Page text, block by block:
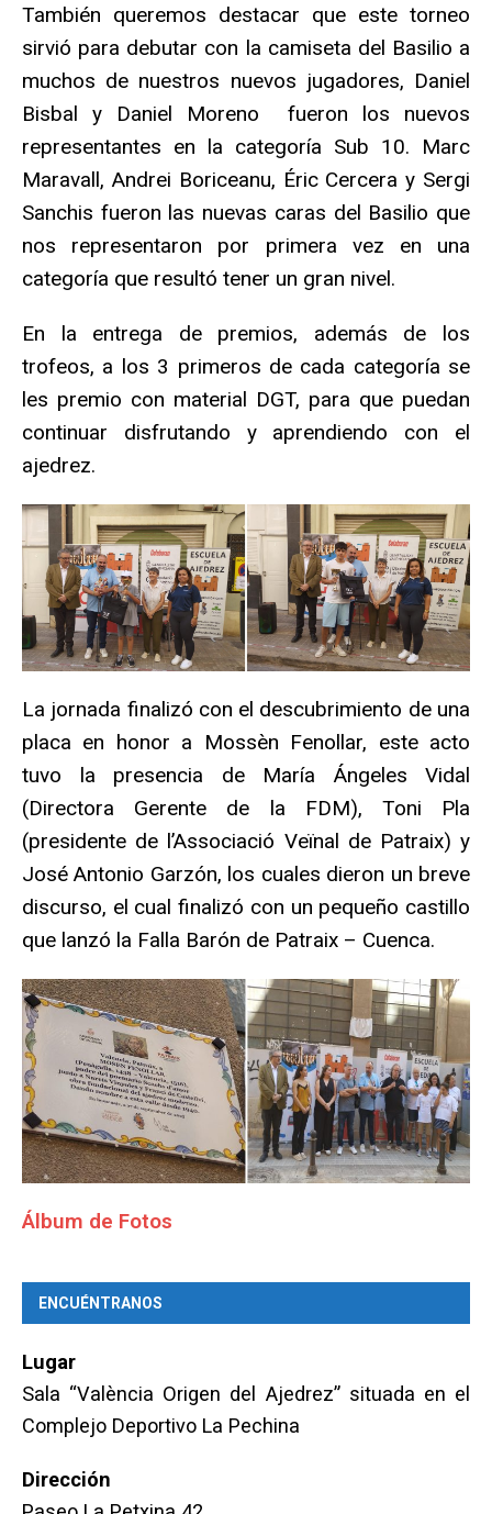
También queremos destacar que este torneo
sirvió para debutar con la camiseta del Basilio a
muchos de nuestros nuevos jugadores, Daniel
Bisbal y Daniel Moreno fueron los nuevos
representantes en la categoría Sub 10. Marc
Maravall, Andrei Boriceanu, Éric Cercera y Sergi
Sanchis fueron las nuevas caras del Basilio que
nos representaron por primera vez en una
categoría que resultó tener un gran nivel.
En la entrega de premios, además de los
trofeos, a los 3 primeros de cada categoría se
les premio con material DGT, para que puedan
continuar disfrutando y aprendiendo con el
ajedrez.
La jornada finalizó con el descubrimiento de una
placa en honor a Mossèn Fenollar, este acto
tuvo la presencia de María Ángeles Vidal
(Directora Gerente de la FDM), Toni Pla
(presidente de l’Associació Veïnal de Patraix) y
José Antonio Garzón, los cuales dieron un breve
discurso, el cual finalizó con un pequeño castillo
que lanzó la Falla Barón de Patraix – Cuenca.
Álbum de Fotos
ENCUÉNTRANOS
Lugar
Sala “València Origen del Ajedrez” situada en el
Complejo Deportivo La Pechina
Dirección